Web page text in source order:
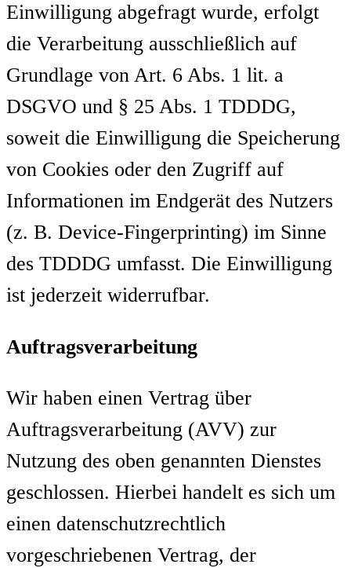
Einwilligung abgefragt wurde, erfolgt
die Verarbeitung ausschließlich auf
Grundlage von Art. 6 Abs. 1 lit. a
DSGVO und § 25 Abs. 1 TDDDG,
soweit die Einwilligung die Speicherung
von Cookies oder den Zugriff auf
Informationen im Endgerät des Nutzers
(z. B. Device-Fingerprinting) im Sinne
des TDDDG umfasst. Die Einwilligung
ist jederzeit widerrufbar.
Auftragsverarbeitung
Wir haben einen Vertrag über
Auftragsverarbeitung (AVV) zur
Nutzung des oben genannten Dienstes
geschlossen. Hierbei handelt es sich um
einen datenschutzrechtlich
vorgeschriebenen Vertrag, der